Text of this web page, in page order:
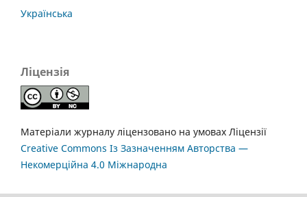
Українська
Ліцензія
Матеріали журналу ліцензовано на умовах Ліцензії
Creative Commons Із Зазначенням Авторства —
Некомерційна 4.0 Міжнародна